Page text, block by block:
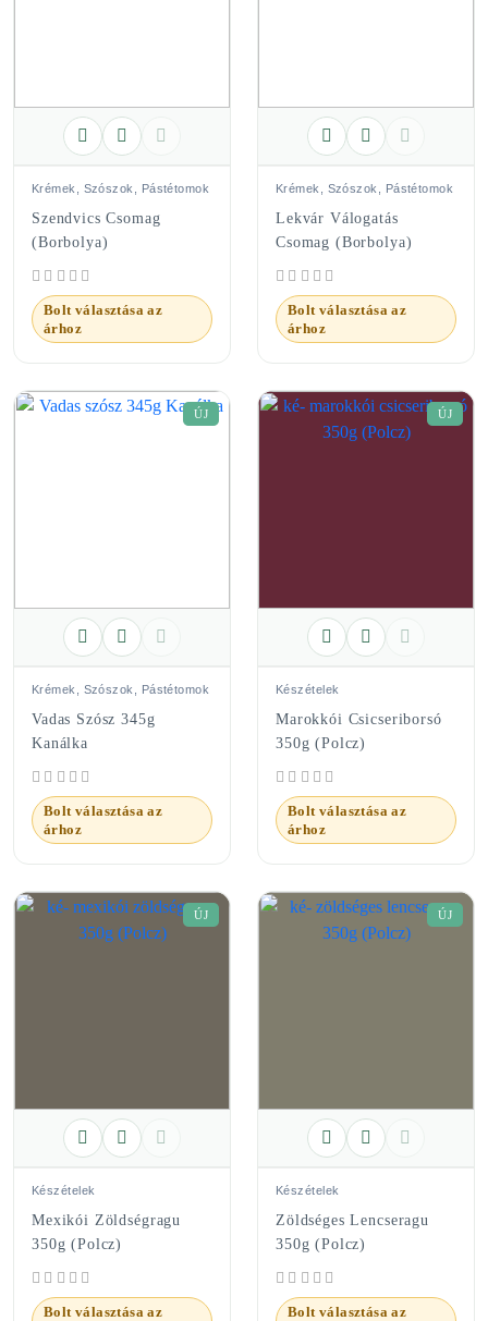
Krémek, Szószok, Pástétomok
Szendvics Csomag
(Borbolya)
Bolt választása az
árhoz
Krémek, Szószok, Pástétomok
Lekvár Válogatás
Csomag (Borbolya)
Bolt választása az
árhoz
ÚJ
Krémek, Szószok, Pástétomok
Vadas Szósz 345g
Kanálka
Bolt választása az
árhoz
ÚJ
Készételek
Marokkói Csicseriborsó
350g (Polcz)
Bolt választása az
árhoz
ÚJ
Készételek
Mexikói Zöldségragu
350g (Polcz)
Bolt választása az
ÚJ
Készételek
Zöldséges Lencseragu
350g (Polcz)
Bolt választása az